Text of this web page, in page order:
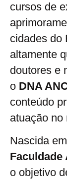
cursos de
cidades do
altamente
doutores e
o DNA
conteúdo
atuação no
Nascida
Faculdade
o objetivo